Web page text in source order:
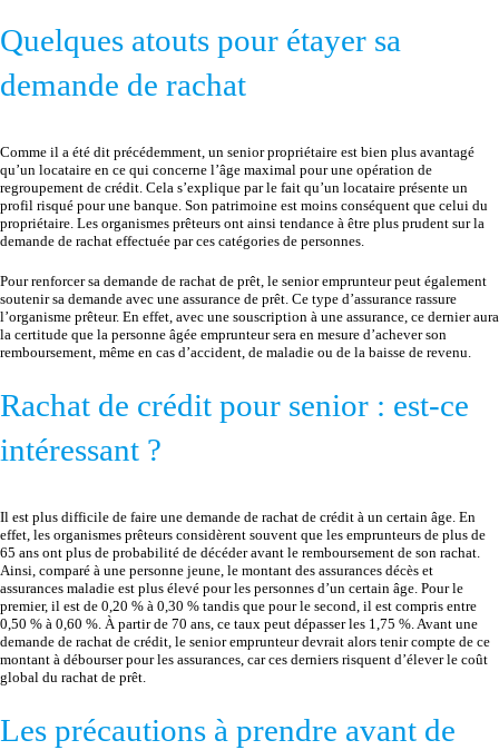
Quelques atouts pour étayer sa
demande de rachat
Comme il a été dit précédemment, un senior propriétaire est bien plus avantagé
qu’un locataire en ce qui concerne l’âge maximal pour une opération de
regroupement de crédit. Cela s’explique par le fait qu’un locataire présente un
profil risqué pour une banque. Son patrimoine est moins conséquent que celui du
propriétaire. Les organismes prêteurs ont ainsi tendance à être plus prudent sur la
demande de rachat effectuée par ces catégories de personnes.
Pour renforcer sa demande de rachat de prêt, le senior emprunteur peut également
soutenir sa demande avec une assurance de prêt. Ce type d’assurance rassure
l’organisme prêteur. En effet, avec une souscription à une assurance, ce dernier aura
la certitude que la personne âgée emprunteur sera en mesure d’achever son
remboursement, même en cas d’accident, de maladie ou de la baisse de revenu.
Rachat de crédit pour senior : est-ce
intéressant ?
Il est plus difficile de faire une demande de rachat de crédit à un certain âge. En
effet, les organismes prêteurs considèrent souvent que les emprunteurs de plus de
65 ans ont plus de probabilité de décéder avant le remboursement de son rachat.
Ainsi, comparé à une personne jeune, le montant des assurances décès et
assurances maladie est plus élevé pour les personnes d’un certain âge. Pour le
premier, il est de 0,20 % à 0,30 % tandis que pour le second, il est compris entre
0,50 % à 0,60 %. À partir de 70 ans, ce taux peut dépasser les 1,75 %. Avant une
demande de rachat de crédit, le senior emprunteur devrait alors tenir compte de ce
montant à débourser pour les assurances, car ces derniers risquent d’élever le coût
global du rachat de prêt.
Les précautions à prendre avant de